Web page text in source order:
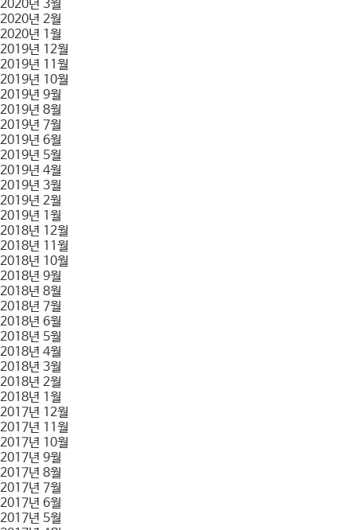
2020년 3월
2020년 2월
2020년 1월
2019년 12월
2019년 11월
2019년 10월
2019년 9월
2019년 8월
2019년 7월
2019년 6월
2019년 5월
2019년 4월
2019년 3월
2019년 2월
2019년 1월
2018년 12월
2018년 11월
2018년 10월
2018년 9월
2018년 8월
2018년 7월
2018년 6월
2018년 5월
2018년 4월
2018년 3월
2018년 2월
2018년 1월
2017년 12월
2017년 11월
2017년 10월
2017년 9월
2017년 8월
2017년 7월
2017년 6월
2017년 5월